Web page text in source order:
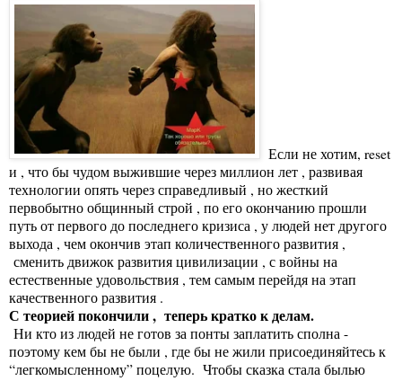
Если не хотим, reset
и , что бы чудом выжившие через миллион лет , развивая
технологии опять через справедливый , но жесткий
первобытно общинный строй , по его окончанию прошли
путь от первого до последнего кризиса , у людей нет другого
выхода , чем окончив этап количественного развития ,
сменить движок развития цивилизации , с войны на
естественные удовольствия , тем самым перейдя на этап
качественного развития .
С теорией покончили , теперь кратко к делам.
Ни кто из людей не готов за понты заплатить сполна -
поэтому кем бы не были , где бы не жили присоединяйтесь к
“легкомысленному” поцелую. Чтобы сказка стала былью